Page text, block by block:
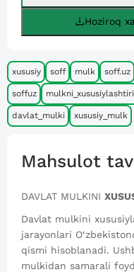
Hoziroq
xususiy soff mulk soff.uz
soffuz
davlat_mulki xususiy_mulk
Mahsulot
DAVLAT MULKINI
Davlat mulkini
jarayonlari
qismi hisoblanadi.
mulkidan samarali